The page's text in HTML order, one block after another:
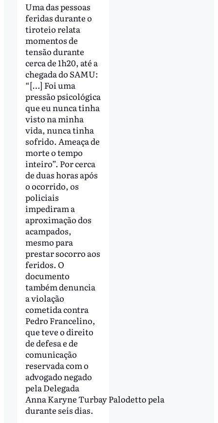
Uma das pessoas
feridas durante o
tiroteio relata
momentos de
tensão durante
cerca de 1h20, até a
chegada do SAMU:
“[…] Foi uma
pressão psicológica
que eu nunca tinha
visto na minha
vida, nunca tinha
sofrido. Ameaça de
morte o tempo
inteiro”. Por cerca
de duas horas após
o ocorrido, os
policiais
impediram a
aproximação dos
acampados,
mesmo para
prestar socorro aos
feridos. O
documento
também denuncia
a violação
cometida contra
Pedro Francelino,
que teve o direito
de defesa e de
comunicação
reservada com o
advogado negado
pela Delegada
Anna Karyne Turbay Palodetto pela
durante seis dias.